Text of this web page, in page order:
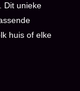
Dit unieke
huis of elke